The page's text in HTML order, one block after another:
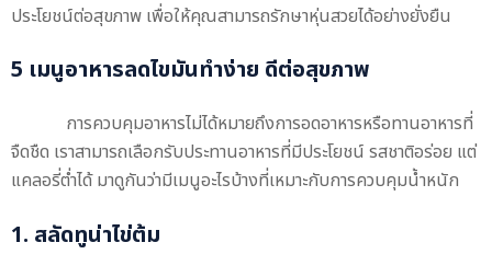
ประโยชน์ต่อสุขภาพ เพื่อให้คุณสามารถรักษาหุ่นสวยได้อย่างยั่งยืน
5 เมนูอาหารลดไขมันทำง่าย ดีต่อสุขภาพ
การควบคุมอาหารไม่ได้หมายถึงการอดอาหารหรือทานอาหารที่
จืดชืด เราสามารถเลือกรับประทานอาหารที่มีประโยชน์ รสชาติอร่อย แต่
แคลอรี่ต่ำได้ มาดูกันว่ามีเมนูอะไรบ้างที่เหมาะกับการควบคุมน้ำหนัก
1. สลัดทูน่าไข่ต้ม